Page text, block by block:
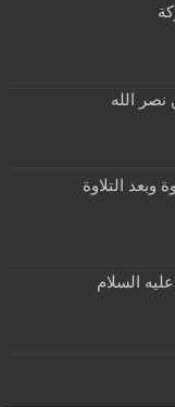
الله
وبعد التلاوة
السلام